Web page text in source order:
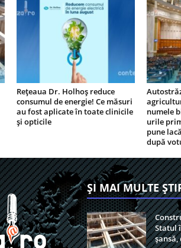
Rețeaua Dr. Holhoș reduce
consumul de energie! Ce măsuri
au fost aplicate în toate clinicile
și opticile
numele
urile
pune
după
ȘI MAI MULTE
Statul
șansă,